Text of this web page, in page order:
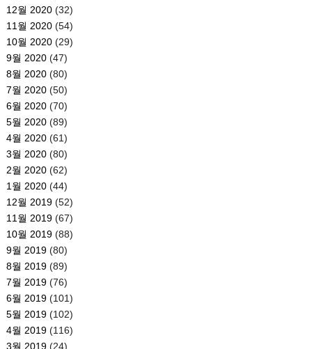
12월 2020(32)
11월 2020(54)
10월 2020(29)
9월 2020(47)
8월 2020(80)
7월 2020(50)
6월 2020(70)
5월 2020(89)
4월 2020(61)
3월 2020(80)
2월 2020(62)
1월 2020(44)
12월 2019(52)
11월 2019(67)
10월 2019(88)
9월 2019(80)
8월 2019(89)
7월 2019(76)
6월 2019(101)
5월 2019(102)
4월 2019(116)
3월 2019(24)